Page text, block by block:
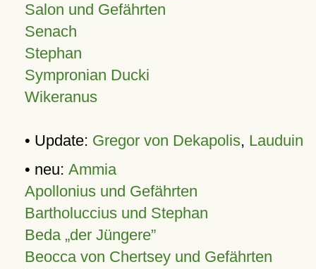
Salon und Gefährten
Senach
Stephan
Sympronian Ducki
Wikeranus
• Update: Gregor von Dekapolis, Lauduin
• neu: Ammia
Apollonius und Gefährten
Bartholuccius und Stephan
Beda „der Jüngere”
Beocca von Chertsey und Gefährten